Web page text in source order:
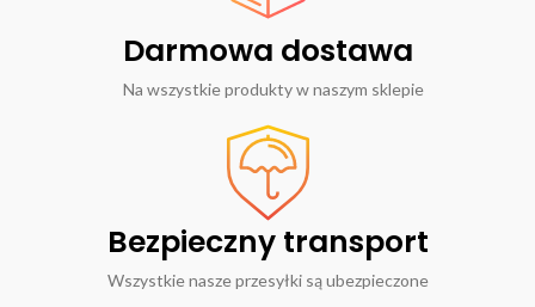
Darmowa dostawa
Na wszystkie produkty w naszym sklepie
Bezpieczny transport
Wszystkie nasze przesyłki są ubezpieczone